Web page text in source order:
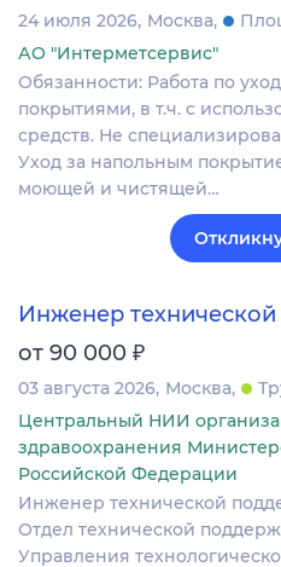
24 июля 2026 Москва
АО "Интерметсервис"
Обязанности: Работа по
покрытиями, в т.ч. с
средств. Не
Уход за напольным
моющей и чистящей…
Инженер
от 90 000 ₽
03 августа 2026 Москва
Центральный НИИ
здравоохранения
Российской Федерации
Инженер технической
Отдел технической
Управления